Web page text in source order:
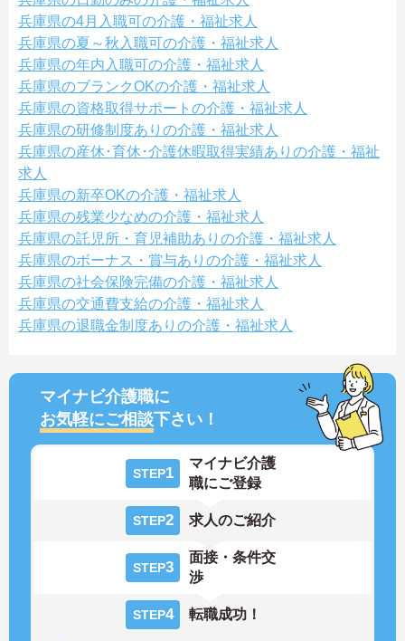
兵庫県の4月入職可の介護・福祉求人
兵庫県の夏～秋入職可の介護・福祉求人
兵庫県の年内入職可の介護・福祉求人
兵庫県のブランクOKの介護・福祉求人
兵庫県の資格取得サポートの介護・福祉求人
兵庫県の研修制度ありの介護・福祉求人
兵庫県の産休･育休･介護休暇取得実績ありの介護・福祉
求人
兵庫県の新卒OKの介護・福祉求人
兵庫県の残業少なめの介護・福祉求人
兵庫県の託児所・育児補助ありの介護・福祉求人
兵庫県のボーナス・賞与ありの介護・福祉求人
兵庫県の社会保険完備の介護・福祉求人
兵庫県の交通費支給の介護・福祉求人
兵庫県の退職金制度ありの介護・福祉求人
マイナビ介護職に
お気軽にご相談下さい！
STEP1
マイナビ介護
職にご登録
STEP2 求人のご紹介
STEP3
面接・条件交
渉
STEP4 転職成功！